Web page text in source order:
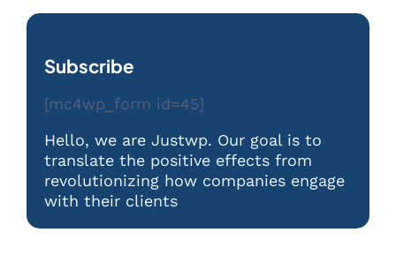
Subscribe
[mc4wp_form id=45]
Hello, we are Justwp. Our goal is to
translate the positive effects from
revolutionizing how companies engage
with their clients